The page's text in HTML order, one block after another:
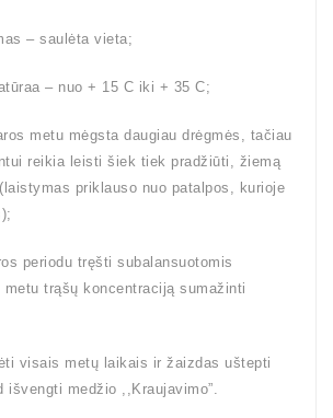
– saulėta vieta;
– nuo + 15 C iki + 35 C;
metu mėgsta daugiau drėgmės, tačiau
reikia leisti šiek tiek pradžiūti, žiemą
priklauso nuo patalpos, kurioje
periodu tręšti subalansuotomis
trąšų koncentraciją sumažinti
visais metų laikais ir žaizdas uštepti
medžio ,,Kraujavimo”.